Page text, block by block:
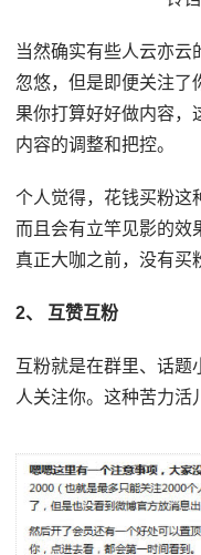
当然确实有些人云亦云
忽悠，但是即便关注了
果你打算好好做内容，
内容的调整和把控。
个人觉得，花钱买粉这
而且会有立竿见影的效
真正大咖之前，没有买
2、 互赞互粉
互粉就是在群里、话题
人关注你。这种苦力活